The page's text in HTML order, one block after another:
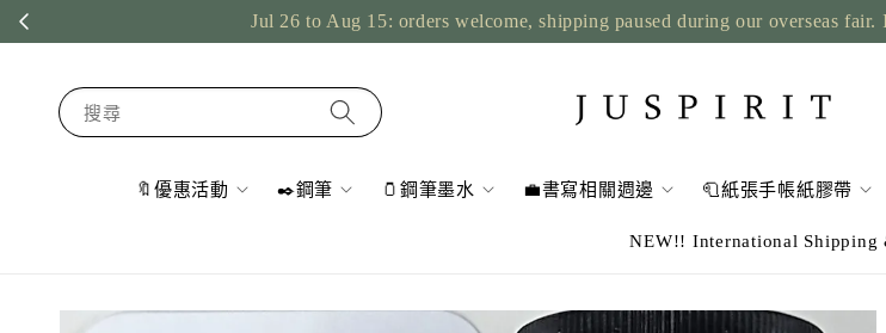
Jul 26 to Aug 15: orders welcome, shipping paused during our overseas
搜尋
🔖優惠活動 ✒️鋼筆 🫙鋼筆墨水 💼書寫相關週邊 🧻紙張手帳紙膠帶
NEW!! International Shipping